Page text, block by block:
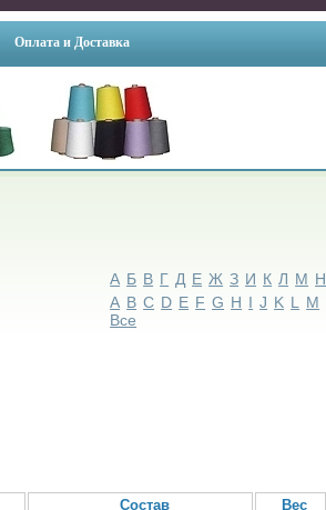
Оплата и Доставка
А Б В Г Д Е Ж З И К Л М Н
A B C D E F G H I J K L M
Все
Состав
Вес